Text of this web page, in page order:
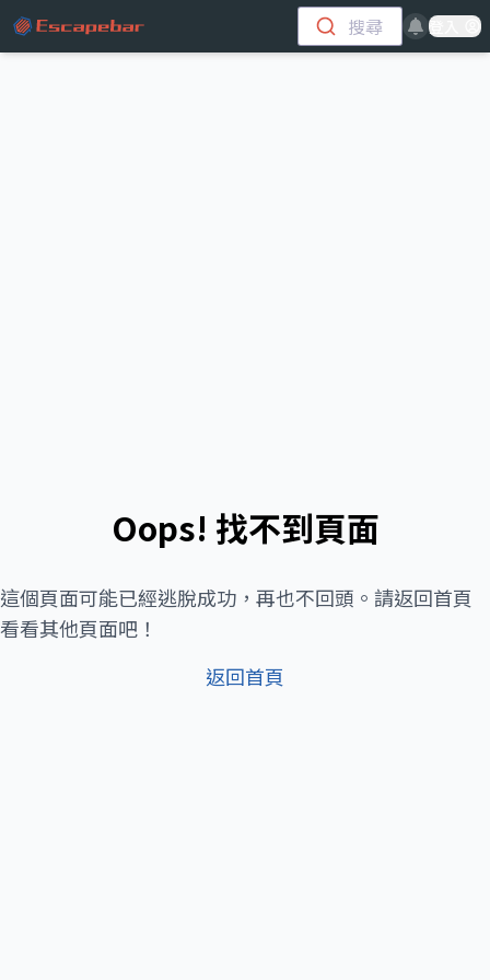
跳至主要內容
搜尋 登入
Oops! 找不到頁面
這個頁面可能已經逃脫成功，再也不回頭。請返回首頁
看看其他頁面吧！
返回首頁